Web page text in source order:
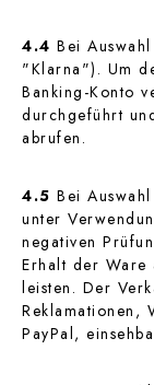
4.4 Bei
"Klarna"). Um
Banking-Konto
durchgeführt
abrufen.
4.5 Bei
unter
negativen
Erhalt der Ware
leisten. Der
Reklamationen,
PayPal,